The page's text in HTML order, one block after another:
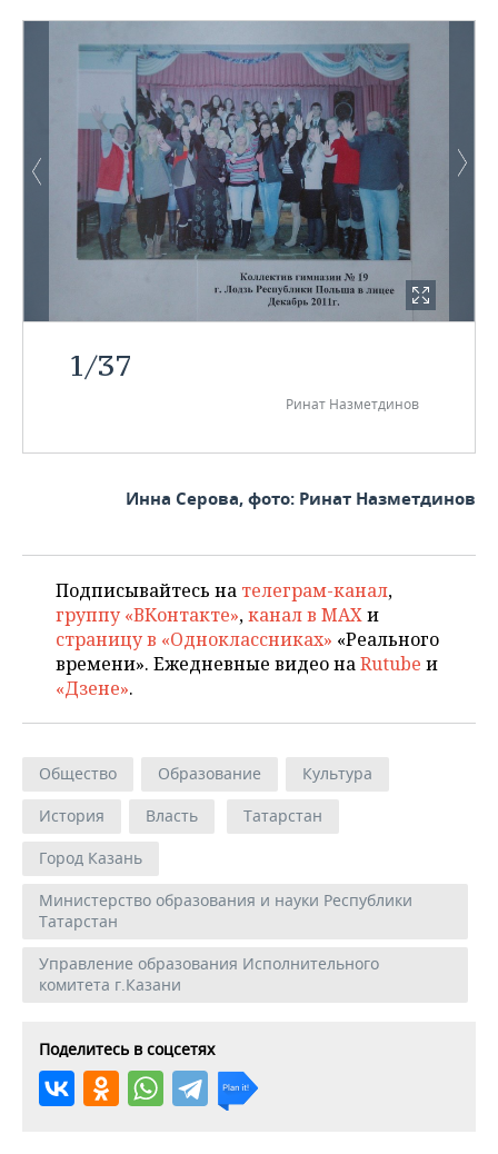
1/37
Ринат Назметдинов
Инна Серова, фото: Ринат Назметдинов
Подписывайтесь на телеграм-канал,
группу «ВКонтакте»,канал в MAXи
страницу в «Одноклассниках» «Реального
времени». Ежедневные видео наRutube и
«Дзене».
Общество Образование
Культура
История
Власть
Татарстан
Город Казань
Министерство образования и науки Республики
Татарстан
Управление образования Исполнительного
комитета г.Казани
Поделитесь в соцсетях